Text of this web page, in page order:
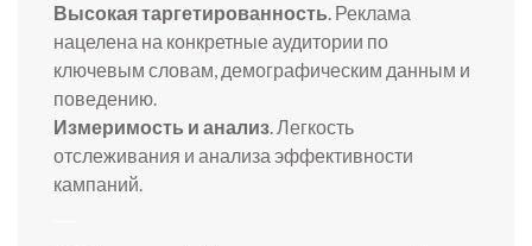
Высокая таргетированность. Реклама
нацелена на конкретные аудитории по
ключевым словам, демографическим данным и
поведению.
Измеримость и анализ. Легкость
отслеживания и анализа эффективности
кампаний.